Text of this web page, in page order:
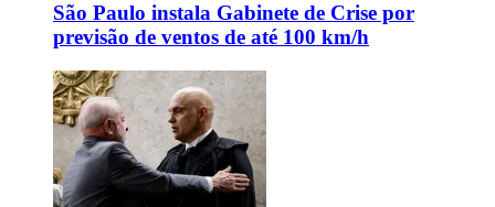
São Paulo instala Gabinete de Crise por
previsão de ventos de até 100 km/h